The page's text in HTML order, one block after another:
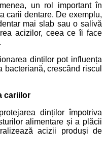
un rol important în
carii dentare. De exemplu,
mai slab sau o salivă
acizilor, ceea ce îi face
dinților pot influența
crescând riscul
cariilor
dinților împotriva
alimentare și a plăcii
acizii produși de